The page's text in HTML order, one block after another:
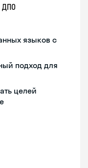
ДПО
языков с
подход для
целей